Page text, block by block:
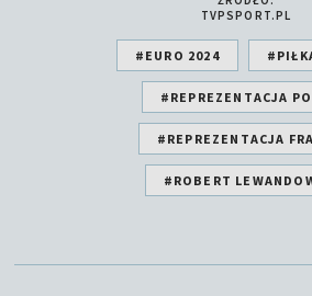
TVPSPORT.PL
#EURO 2024
#REPREZENTACJA
#REPREZENTACJA
#ROBERT